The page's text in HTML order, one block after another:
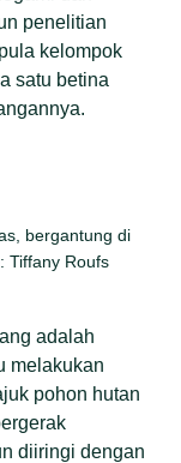
penelitian
kelompok
satu betina
bergantung di
Tiffany Roufs
adalah
melakukan
pohon hutan
diiringi dengan